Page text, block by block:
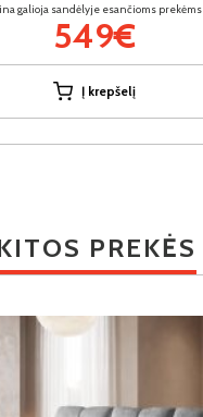
galioja sandėlyje esančioms prekėms
549€
Į krepšelį
PREKĖS